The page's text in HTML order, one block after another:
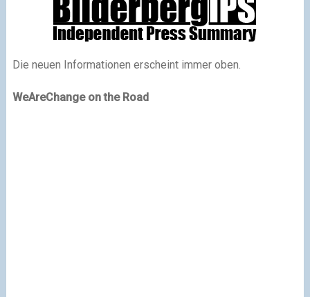
Die neuen Informationen erscheint immer oben.
WeAreChange on the Road